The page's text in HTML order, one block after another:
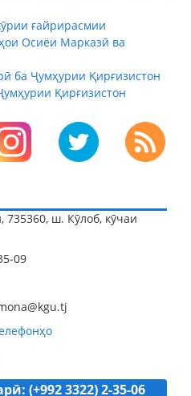
ғайрирасмии
Осиёи Марказӣ ва
ба Ҷумҳурии Қирғизистон
Қирғизистон
735360, ш. Кӯлоб, кӯчаи
09
(+992 3322) 2-35-06